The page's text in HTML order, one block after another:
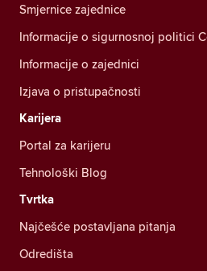
Smjernice zajednice
Informacije o sigurnosnoj politici
Informacije o zajednici
Izjava o pristupačnosti
Karijera
Portal za karijeru
Tehnološki Blog
Tvrtka
Najčešće postavljana pitanja
Odredišta